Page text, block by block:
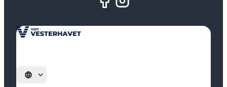
Vælg sprog